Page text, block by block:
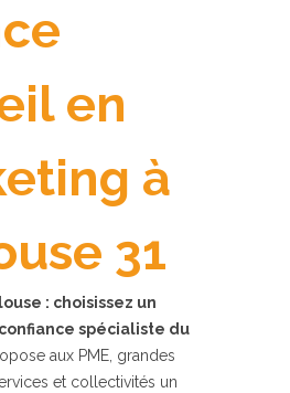
en
à
31
: choisissez un
spécialiste du
aux PME, grandes
et collectivités un